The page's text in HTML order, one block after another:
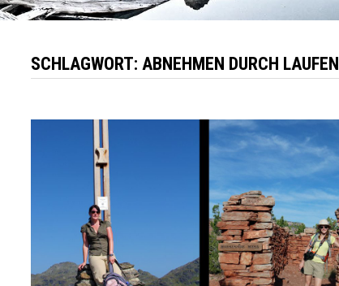
SCHLAGWORT: ABNEHMEN DURCH LAUFEN